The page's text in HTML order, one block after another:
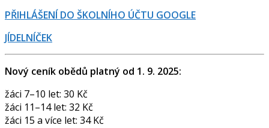
PŘIHLÁŠENÍ DO ŠKOLNÍHO ÚČTU GOOGLE
JÍDELNÍČEK
Nový ceník obědů platný od 1. 9. 2025:
žáci 7–10 let: 30 Kč
žáci 11–14 let: 32 Kč
žáci 15 a více let: 34 Kč